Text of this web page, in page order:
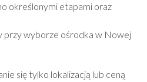
określonymi etapami oraz
przy wyborze ośrodka w Nowej
się tylko lokalizacją lub ceną